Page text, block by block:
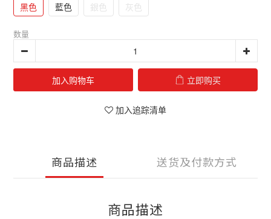
黑色 藍色 銀色 灰色
数量
加入购物车 立即购买
加入追踪清单
商品描述 送货及付款方式
商品描述